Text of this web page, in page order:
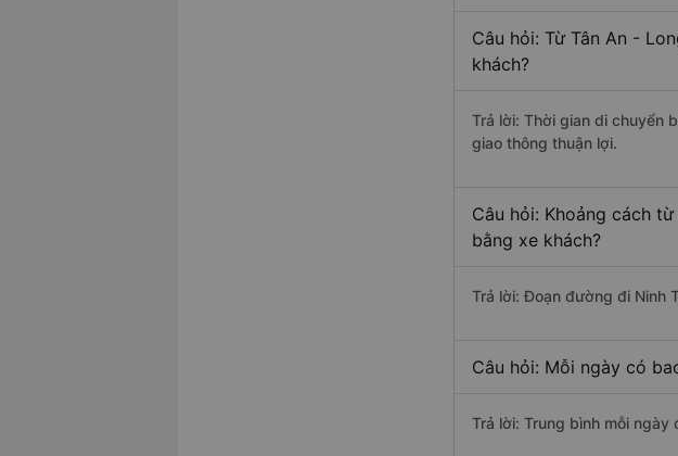
Câu hỏi: Từ Tân An -
khách?
Trả lời: Thời gian di chuyển
giao thông thuận lợi.
Câu hỏi: Khoảng cách
bằng xe khách?
Trả lời: Đoạn đường đi Ninh
Câu hỏi: Mỗi ngày có
Trả lời: Trung bình mỗi